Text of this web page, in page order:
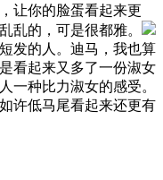
让你的脸蛋看起来更
乱的，可是很都雅。
发的人。迪马，我也算
看起来又多了一份淑女
一种比力淑女的感受。
许低马尾看起来还更有